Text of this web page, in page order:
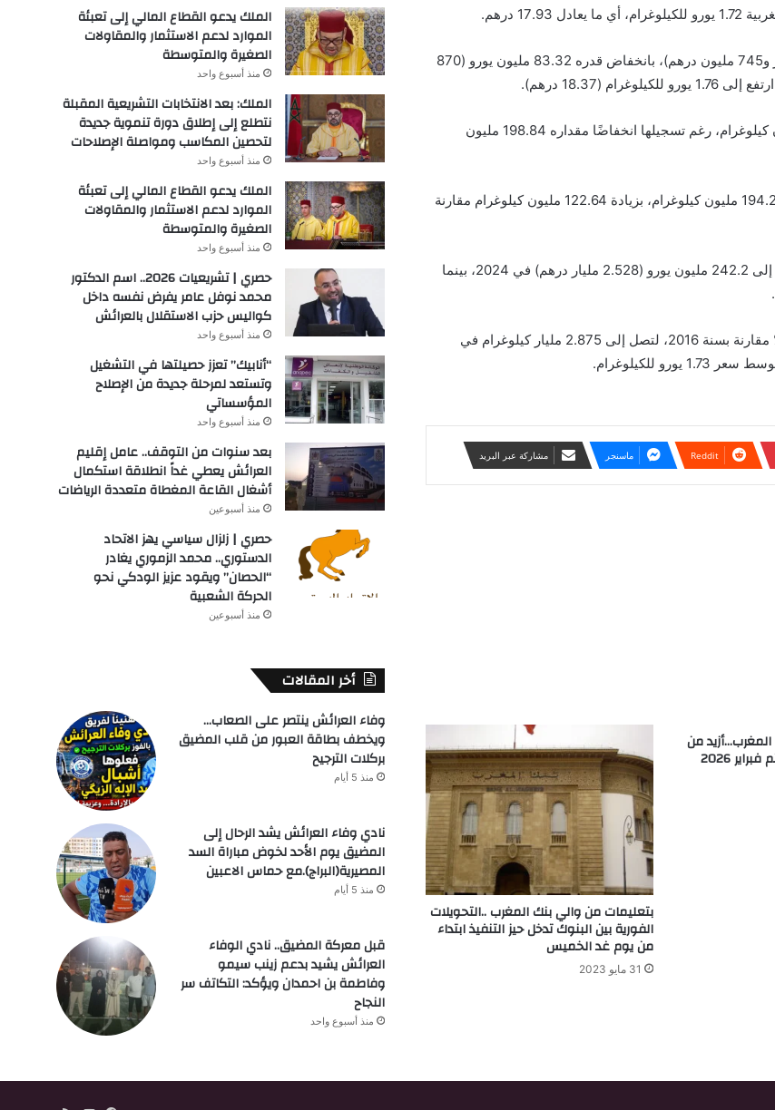
وفي المقابل، تراجعت عائدات إسبانيا إلى 933.63 مليون يورو (9 مليار و745 مليون درهم)، بانخفاض قدره 83.32 مليون يورو (870
أما هولندا، فقد احتلت المرتبة الأولى بحجم صادرات بلغ 743.29 مليون كيلوغرام، رغم تسجيلها انخفاضًا مقداره 198.84 مليون
وجاءت تركيا في المرتبة الرابعة، محققة نموًا ملحوظًا بصادرات بلغت 194.21 مليون كيلوغرام، بزيادة 122.64 مليون كيلوغرام مقارنة
وارتفعت عائداتها من 63.62 مليون يورو (664 مليون درهم) سنة 2016 إلى 242.2 مليون يورو (2.528 مليار درهم) في 2024، بينما
ورغم تراجع إجمالي واردات الاتحاد الأوروبي من الطماطم بنسبة 7.18% مقارنة بسنة 2016، لتصل إلى 2.875 مليار كيلوغرام في
ماسنجر مشاركة عبر البريد
من
بتعليمات من والي بنك المغرب ..التحويلات
الفورية بين البنوك تدخل حيز التنفيذ ابتداء
من يوم غد الخميس
31 مايو 2023
الملك يدعو القطاع المالي إلى تعبئة
الموارد لدعم الاستثمار والمقاولات
الصغيرة والمتوسطة
منذ أسبوع واحد
الملك: بعد الانتخابات التشريعية المقبلة
نتطلع إلى إطلاق دورة تنموية جديدة
لتحصين المكاسب ومواصلة الإصلاحات
منذ أسبوع واحد
الملك يدعو القطاع المالي إلى تعبئة
الموارد لدعم الاستثمار والمقاولات
الصغيرة والمتوسطة
منذ أسبوع واحد
حصري | تشريعيات 2026.. اسم الدكتور
محمد نوفل عامر يفرض نفسه داخل
كواليس حزب الاستقلال بالعرائش
منذ أسبوع واحد
“أنابيك” تعزز حصيلتها في التشغيل
وتستعد لمرحلة جديدة من الإصلاح
المؤسساتي
منذ أسبوع واحد
بعد سنوات من التوقف.. عامل إقليم
العرائش يعطي غداً انطلاقة استكمال
أشغال القاعة المغطاة متعددة الرياضات
منذ أسبوعين
حصري | زلزال سياسي يهز الاتحاد
الدستوري.. محمد الزموري يغادر
“الحصان” ويقود عزيز الودكي نحو
الحركة الشعبية
منذ أسبوعين
أخر المقالات
وفاء العرائش ينتصر على الصعاب…
ويخطف بطاقة العبور من قلب المضيق
بركلات الترجيح
منذ 5 أيام
نادي وفاء العرائش يشد الرحال إلى
المضيق يوم الأحد لخوض مباراة السد
المصيرية(البراج).مع حماس الاعبين
منذ 5 أيام
قبل معركة المضيق.. نادي الوفاء
العرائش يشيد بدعم زينب سيمو
وفاطمة بن احمدان ويؤكد: التكاتف سر
النجاح
منذ أسبوع واحد